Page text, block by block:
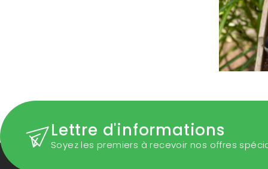
Lettre d'informations
Soyez les premiers à recevoir nos offres